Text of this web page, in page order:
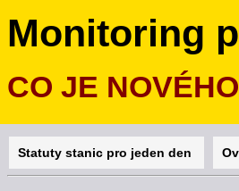
Monitoring
CO JE
Statuty stanic pro jeden den